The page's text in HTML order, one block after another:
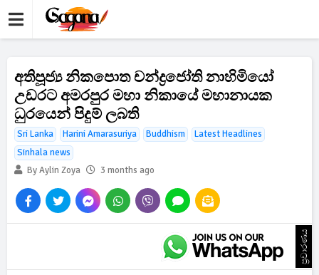
අතිපූජ්‍ය නිකපොත චන්ද්‍රජෝති නාහිමියෝ
උඩරට අමරපුර මහා නිකායේ මහානායක
ධුරයෙන් පිදුම් ලබති
Sri Lanka Harini Amarasuriya Buddhism
Latest Headlines
Sinhala news
By Aylin Zoya
3 months ago
ප්‍රචාරණය